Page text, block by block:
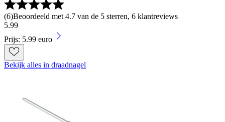
(6)Beoordeeld met 4.7 van de 5 sterren, 6 klantreviews
5.99
Prijs: 5.99 euro
Bekijk alles in draadnagel